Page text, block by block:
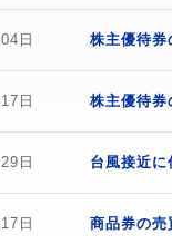
日 株主優待券
日 株主優待券
日 台風接近
日 商品券の売